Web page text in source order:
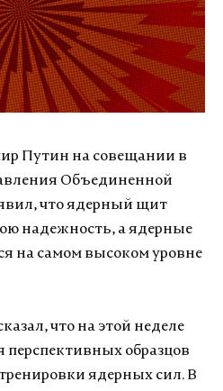
Путин на совещании в
Объединенной
что ядерный щит
надежность, а ядерные
на самом высоком уровне
что на этой неделе
образцов
ядерных сил. В